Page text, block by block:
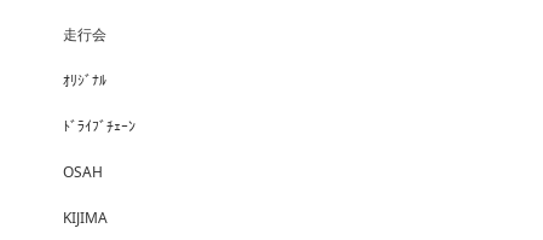
走行会
ｵﾘｼﾞﾅﾙ
ﾄﾞﾗｲﾌﾞﾁｪｰﾝ
OSAH
KIJIMA